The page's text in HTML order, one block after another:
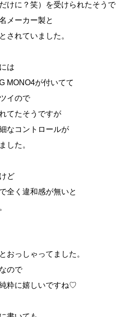
けに？笑）を受けられたそうで
メーカー製と
されていました。
は
MONO4が付いてて
イので
てたそうですが
なコントロールが
した。
ど
全く違和感が無いと
おっしゃってました。
ので
粋に嬉しいですね♡